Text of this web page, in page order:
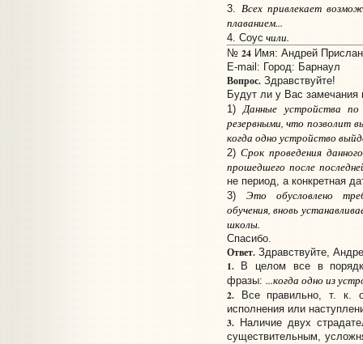
3. Всех привлекает
плаванием...
4. Соус чили.
№ 24Имя: Андрей
E-mail: Город: Барнаул
Вопрос.Здравствуйте!
Будут ли у Вас замечания
1)Данные устройства
резервными, что позволит
когда одно устройство
2)Срок проведения
прошедшего после
не период, а конкретная
3) Это обусловлено
обучения, вновь
школы.
Спасибо.
Ответ.Здравствуйте,
1.В целом все в
фразы: ...когда одно из
2.Все правильно, т. к.
исполнения или
3.Наличие двух
существительным,